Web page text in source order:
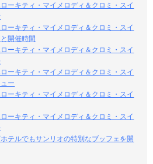
ーキティ・マイメロディ＆クロミ・スイ
ーキティ・マイメロディ＆クロミ・スイ
開催時間
ーキティ・マイメロディ＆クロミ・スイ
ーキティ・マイメロディ＆クロミ・スイ
ー
ーキティ・マイメロディ＆クロミ・スイ
ーキティ・マイメロディ＆クロミ・スイ
テルでもサンリオの特別なブッフェを開